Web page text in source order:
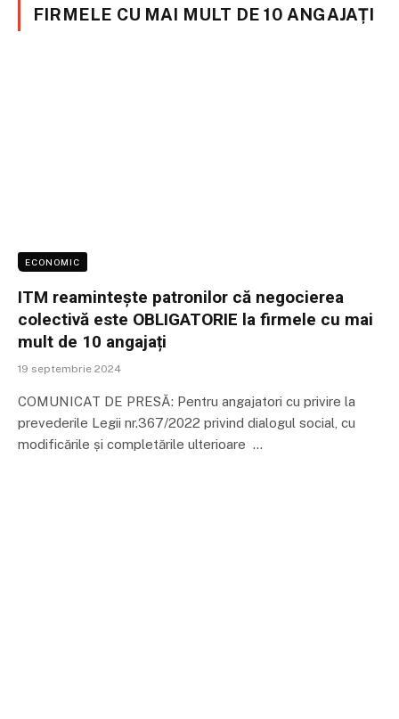
FIRMELE CU MAI MULT DE 10 ANGAJAȚI
ECONOMIC
ITM reamintește patronilor că negocierea
colectivă este OBLIGATORIE la firmele cu mai
mult de 10 angajați
19 septembrie 2024
COMUNICAT DE PRESĂ: Pentru angajatori cu privire la
prevederile Legii nr.367/2022 privind dialogul social, cu
modificările și completările ulterioare …